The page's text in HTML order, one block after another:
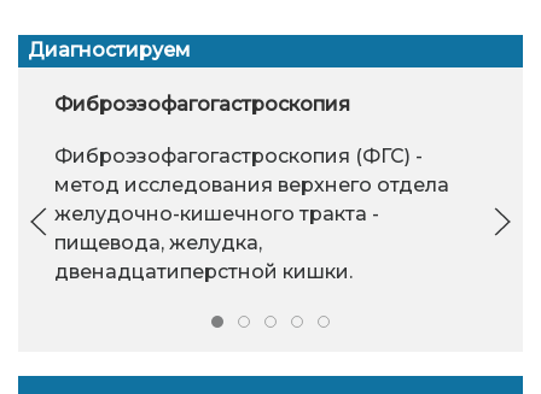
Диагностируем
Фиброэзофагогастроскопия
Фиброэзофагогастроскопия (ФГС) -
метод исследования верхнего отдела
желудочно-кишечного тракта -
пищевода, желудка,
двенадцатиперстной кишки.